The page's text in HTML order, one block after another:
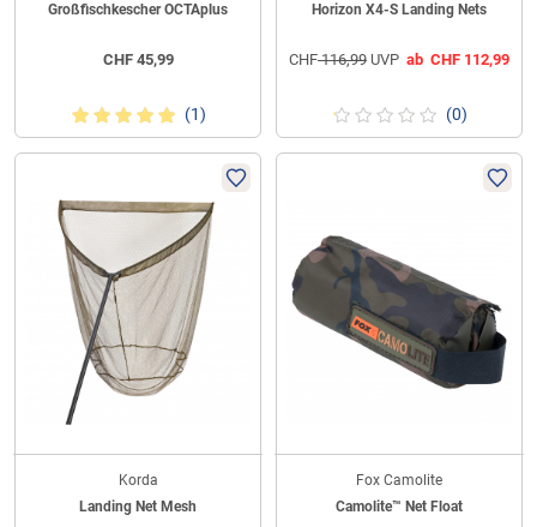
Großfischkescher OCTAplus
CHF45,99
(1)
Horizon X4-S Landing Nets
CHF116,99 UVP ab CHF 112,99
(0)
Korda
Landing Net Mesh
Fox Camolite
Camolite™ Net Float